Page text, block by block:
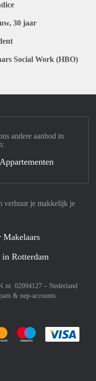
30 jaar
Social Work (HBO)
verhuur je makkelijk je
Makelaars
Rotterdam
nr. 02094127 – Nederland
& nep-accounts
gemakkelijk af met Paypal
Je rekent gemakkelijk af met
Je rekent
andere aanbod in
Appartementen